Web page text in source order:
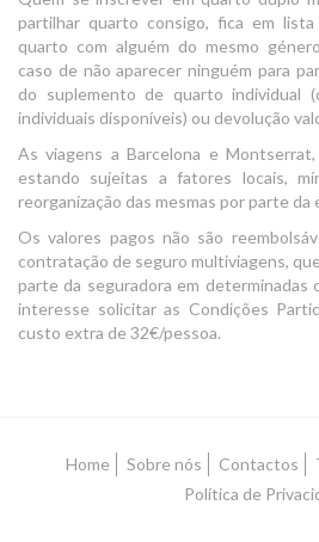
partilhar quarto consigo, fica em
quarto com alguém do mesmo
caso de não aparecer ninguém para
do suplemento de quarto individual
individuais disponíveis) ou devolução
As viagens a Barcelona e
estando sujeitas a fatores locais,
reorganização das mesmas por parte da
Os valores pagos não são
contratação de seguro multiviagens,
parte da seguradora em determinadas
interesse solicitar as Condições
custo extra de 32€/pessoa.
Home Sobre nós Contactos
Política de